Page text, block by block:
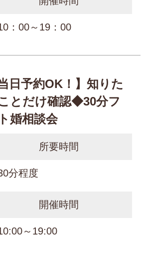
：00～19：00
当日予約OK！】知りた
とだけ確認◆30分フ
婚相談会
所要時間
分程度
開催時間
～19:00